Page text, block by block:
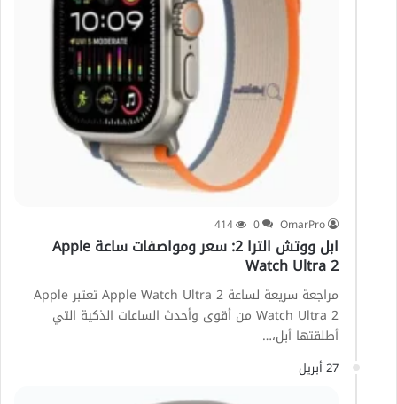
OmarPro
0
414
ابل ووتش الترا 2: سعر ومواصفات ساعة Apple
Watch Ultra 2
مراجعة سريعة لساعة Apple Watch Ultra 2 تعتبر Apple
Watch Ultra 2 من أقوى وأحدث الساعات الذكية التي
أطلقتها أبل،…
27 أبريل